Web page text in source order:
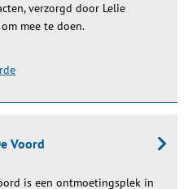
verzorgd door Lelie
mee te doen.
Voord
is een ontmoetingsplek in